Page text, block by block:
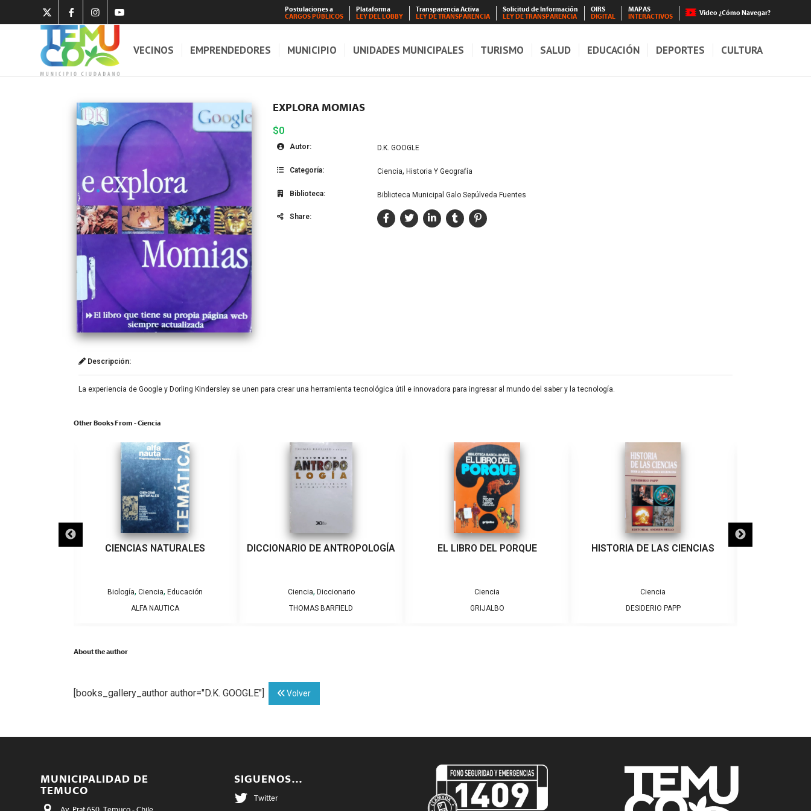
Postulaciones a
CARGOS PÚBLICOS
Plataforma
LEY DEL LOBBY
Transparencia Activa
LEY DE TRANSPARENCIA
Solicitud de Información
LEY DE TRANSPARENCIA
OIRS
DIGITAL
MAPAS
INTERACTIVOS
Video ¿Cómo Navegar?
VECINOS EMPRENDEDORES MUNICIPIO UNIDADES MUNICIPALES TURISMO SALUD EDUCACIÓN DEPORTES CULTURA
EXPLORA MOMIAS
$0
Autor: D.K. GOOGLE
Categoría: Ciencia, Historia Y Geografía
Biblioteca: Biblioteca Municipal Galo Sepúlveda Fuentes
Share:
Descripción:
La experiencia de Google y Dorling Kindersley se unen para crear una herramienta tecnológica útil e innovadora para ingresar al mundo del saber y la tecnología.
Other Books From - Ciencia
CIENCIAS NATURALES
Biología, Ciencia, Educación
ALFA NAUTICA
DICCIONARIO DE ANTROPOLOGÍA
Ciencia, Diccionario
THOMAS BARFIELD
EL LIBRO DEL PORQUE
Ciencia
GRIJALBO
HISTORIA DE LAS CIENCIAS
Ciencia
DESIDERIO PAPP
IDEAS
About the author
[books_gallery_author author="D.K. GOOGLE"] Volver
MUNICIPALIDAD DE
TEMUCO
SIGUENOS…
Twitter